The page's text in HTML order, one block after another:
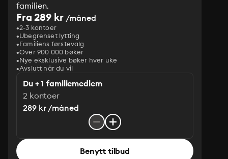
familien.
Fra 289 kr/måned
2-3 kontoer
Ubegrenset lytting
Familiens førstevalg
Over 900 000 bøker
Nye eksklusive bøker hver uke
Avslutt når du vil
Du + 1 familiemedlem
2 kontoer
289 kr /måned
Benytt tilbud